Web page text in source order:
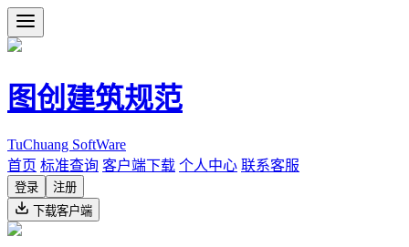
图创建筑规范
TuChuang SoftWare
首页 标准查询 客户端下载 个人中心 联系客服
登录
注册
下载客户端